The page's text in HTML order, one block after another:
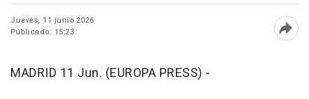
Jueves, 11 junio 2026
Publicado: 15:23
MADRID 11 Jun. (EUROPA PRESS) -